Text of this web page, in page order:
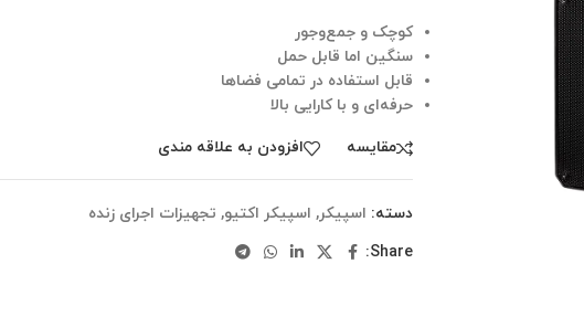
کوچک و جمع‌وجور
سنگین اما قابل حمل
قابل استفاده در تمامی فضاها
حرفه‌ای و با کارایی بالا
مقایسه افزودن به علاقه مندی
دسته: اسپیکر, اسپیکر اکتیو, تجهیزات اجرای زنده
Share: